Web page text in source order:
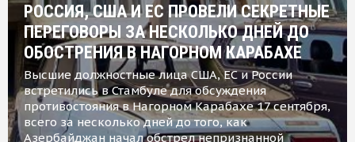
РОССИЯ, США И ЕС ПРОВЕЛИ СЕКРЕТНЫЕ
ПЕРЕГОВОРЫ ЗА НЕСКОЛЬКО ДНЕЙ ДО
ОБОСТРЕНИЯ В НАГОРНОМ КАРАБАХЕ
Высшие должностные лица США, ЕС и России
встретились в Стамбуле для обсуждения
противостояния в Нагорном Карабахе 17 сентября,
всего за несколько дней до того, как
Азербайджан начал обстрел непризнанной